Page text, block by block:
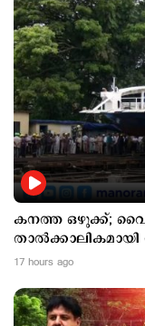
കനത്ത ഒഴുക്ക്;
17 hours ago